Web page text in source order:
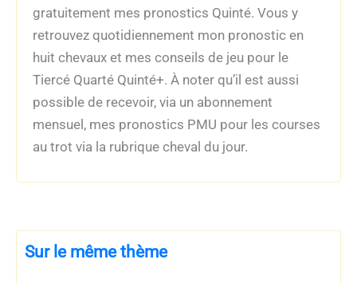
gratuitement mes pronostics Quinté. Vous y
retrouvez quotidiennement mon pronostic en
huit chevaux et mes conseils de jeu pour le
Tiercé Quarté Quinté+. À noter qu’il est aussi
possible de recevoir, via un abonnement
mensuel, mes pronostics PMU pour les courses
au trot via la rubrique cheval du jour.
Sur le même thème